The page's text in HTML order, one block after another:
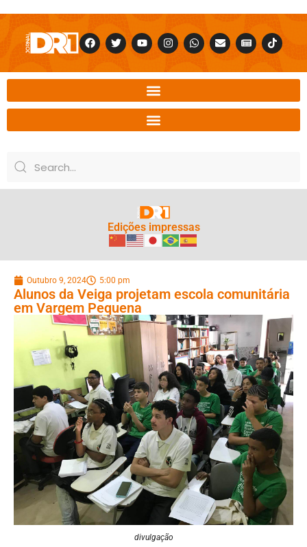
Edições impressas
Outubro 9, 2024 5:00 pm
Alunos da Veiga projetam escola comunitária
em Vargem Pequena
divulgação